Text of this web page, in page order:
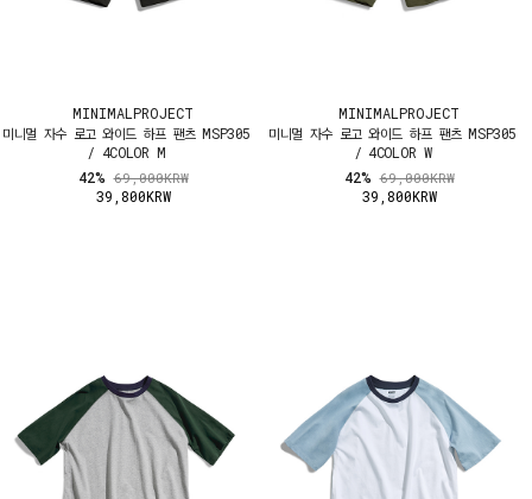
MINIMALPROJECT
미니멀 자수 로고 와이드 하프 팬츠 MSP305
/ 4COLOR M
42%69,000KRW
39,800KRW
MINIMALPROJECT
미니멀 자수 로고 와이드 하프 팬츠 MSP305
/ 4COLOR W
42%69,000KRW
39,800KRW